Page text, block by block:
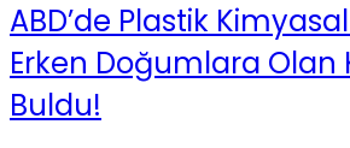
ABD’de Plastik
Erken Doğumlara Olan
Buldu!